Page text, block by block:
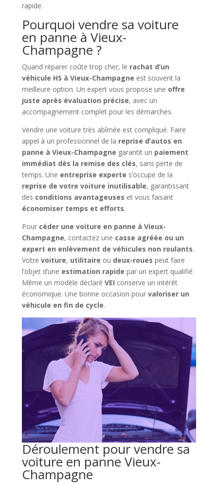
rapide.
Pourquoi vendre sa voiture
en panne à Vieux-
Champagne ?
Quand réparer coûte trop cher, le rachat d’un
véhicule HS à Vieux-Champagne est souvent la
meilleure option. Un expert vous propose une offre
juste après évaluation précise, avec un
accompagnement complet pour les démarches.
Vendre une voiture très abîmée est compliqué. Faire
appel à un professionnel de la reprise d’autos en
panne à Vieux-Champagne garantit un paiement
immédiat dès la remise des clés, sans perte de
temps. Une entreprise experte s’occupe de la
reprise de votre voiture inutilisable, garantissant
des conditions avantageuses et vous faisant
économiser temps et efforts.
Pour céder une voiture en panne à Vieux-
Champagne, contactez une casse agréée ou un
expert en enlèvement de véhicules non roulants.
Votre voiture, utilitaire ou deux-roues peut faire
l’objet d’une estimation rapide par un expert qualifié.
Même un modèle déclaré VEI conserve un intérêt
économique. Une bonne occasion pour valoriser un
véhicule en fin de cycle.
Déroulement pour vendre sa
voiture en panne Vieux-
Champagne